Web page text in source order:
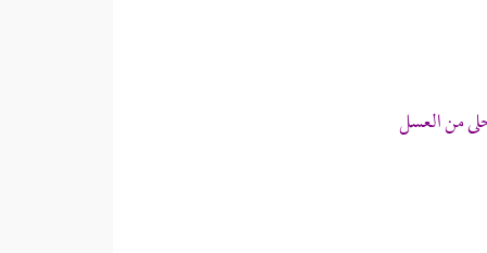
من العسل